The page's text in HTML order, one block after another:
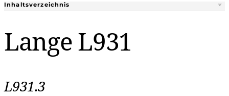
Inhaltsverzeichnis
Lange L931
L931.3